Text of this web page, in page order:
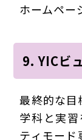
ホームペー
9. YICビ
最終的な目
学科と実
ティモー